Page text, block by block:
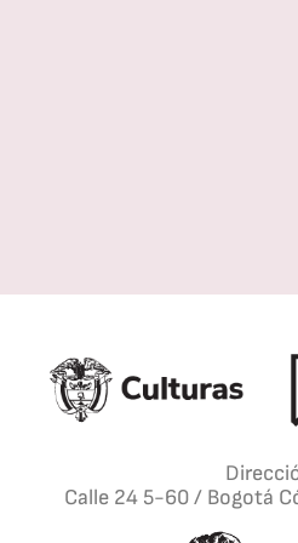
Calle 24 5-60 / Bogotá